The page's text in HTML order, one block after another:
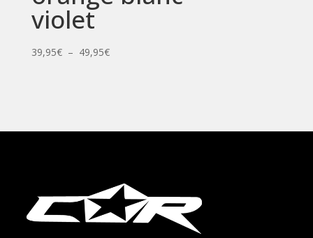
violet
39,95€ – 49,95€Plage
49,95€